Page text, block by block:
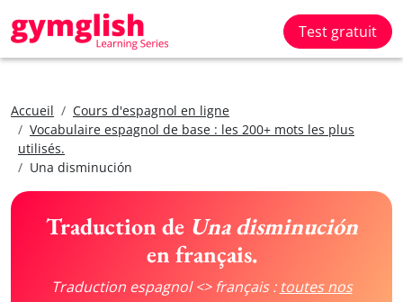
Test gratuit
Accueil
Cours d'espagnol en ligne
Vocabulaire espagnol de base : les 200+ mots les plus
utilisés.
Una disminución
Traduction de Una disminución
en français.
Traduction espagnol <> français : toutes nos